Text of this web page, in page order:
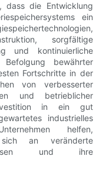
dass die Entwicklung
ein
sorgfältige
und kontinuierliche
bewährter
Fortschritte in der
von verbesserter
und betrieblicher
in ein gut
industrielles
helfen,
an veränderte
und ihre